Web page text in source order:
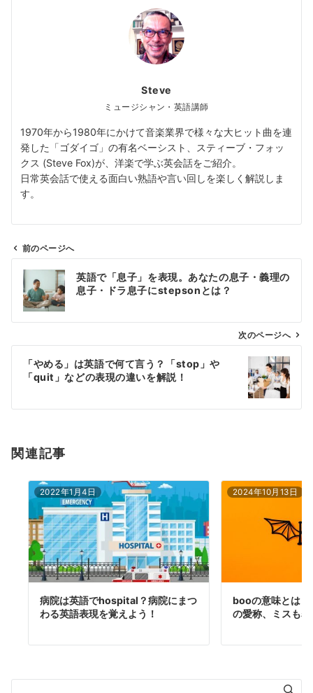
Steve
ミュージシャン・英語講師
1970年から1980年にかけて音楽業界で様々な大ヒット曲を連
発した「ゴダイゴ」の有名ベーシスト、スティーブ・フォッ
クス (Steve Fox)が、洋楽で学ぶ英会話をご紹介。
日常英会話で使える面白い熟語や言い回しを楽しく解説しま
す。
ン
前のページへ
英語で「息子」を表現。あなたの息子・義理の
息子・ドラ息子にstepsonとは？
次のページへ
「やめる」は英語で何て言う？「stop」や
「quit」などの表現の違いを解説！
関連記事
2022年1月4日
病院は英語でhospital？病院にまつ
わる英語表現を覚えよう！
2024年10月13日
booの意味とは？
の愛称、ミスも